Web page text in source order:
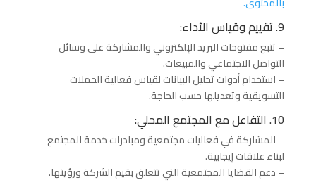
9. تقييم وقياس الأداء:
– تتبع مفتوحات البريد الإلكتروني والمشاركة على وسائل
التواصل الاجتماعي والمبيعات.
– استخدام أدوات تحليل البيانات لقياس فعالية الحملات
التسويقية وتعديلها حسب الحاجة.
10. التفاعل مع المجتمع المحلي:
– المشاركة في فعاليات مجتمعية ومبادرات خدمة المجتمع
لبناء علاقات إيجابية.
– دعم القضايا المجتمعية التي تتعلق بقيم الشركة ورؤيتها.